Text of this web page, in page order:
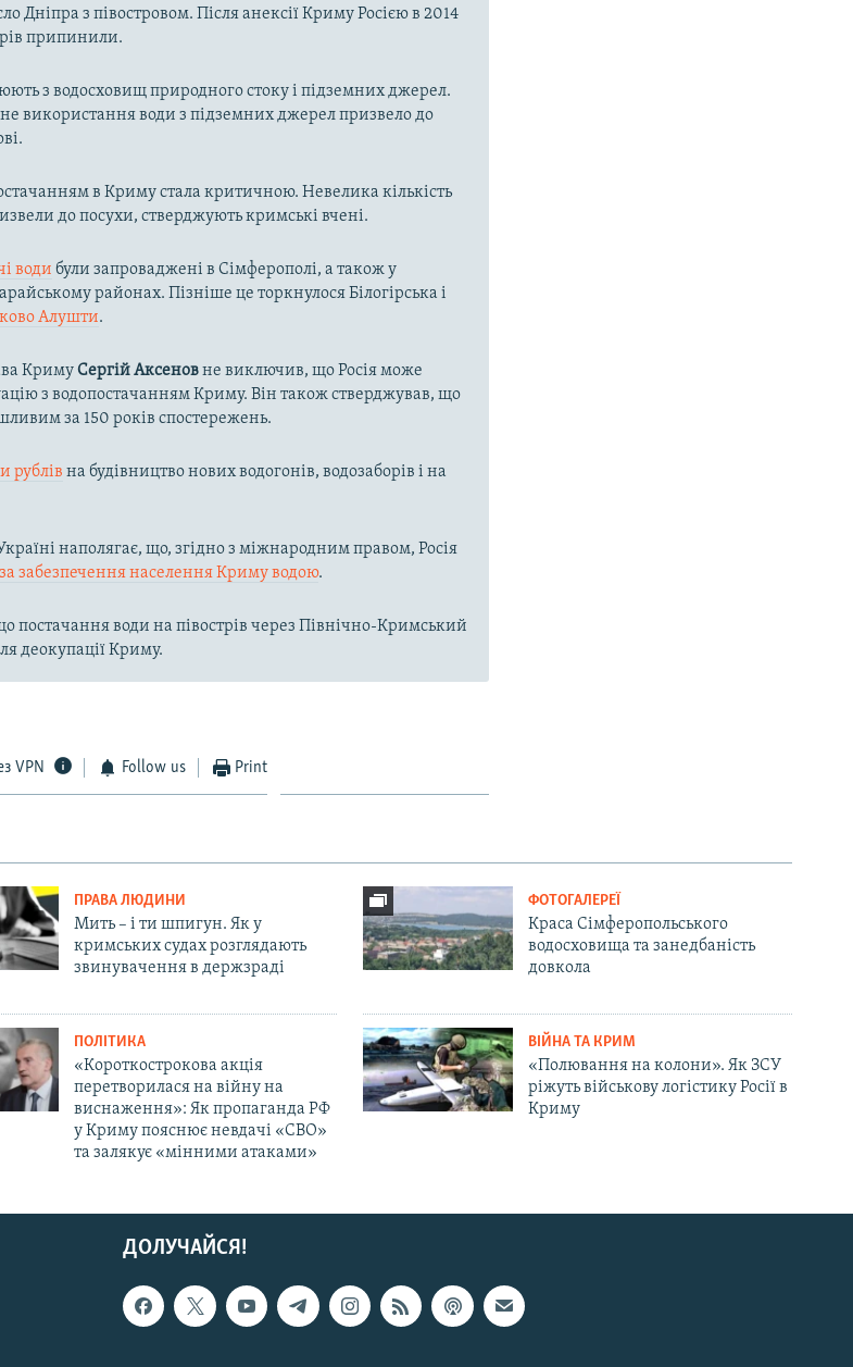
Дніпра з півостровом. Після анексії Криму Росією в 2014
припинили.
з водосховищ природного стоку і підземних джерел.
використання води з підземних джерел призвело до
в Криму стала критичною. Невелика кількість
до посухи, стверджують кримські вчені.
води були запроваджені в Сімферополі, а також у
районах. Пізніше це торкнулося Білогірська і
Алушти.
КримуСергій Аксеновне виключив, що Росія може
з водопостачанням Криму. Він також стверджував, що
за 150 років спостережень.
рублів на будівництво нових водогонів, водозаборів і на
наполягає, що, згідно з міжнародним правом, Росія
за забезпечення населення Криму водою.
постачання води на півострів через Північно-Кримський
деокупації Криму.
VPN Follow us Print
ПРАВА ЛЮДИНИ
Мить – і ти шпигун. Як у
кримських судах розглядають
звинувачення в держзраді
ФОТОГАЛЕРЕЇ
Краса Сімферопольського
водосховища та занедбаність
довкола
ПОЛІТИКА
«Короткострокова акція
перетворилася на війну на
виснаження»: Як пропаганда РФ
у Криму пояснює невдачі «СВО»
та залякує «мінними атаками»
ВІЙНА ТА КРИМ
«Полювання на колони». Як ЗСУ
ріжуть військову логістику Росії в
Криму
ДОЛУЧАЙСЯ!